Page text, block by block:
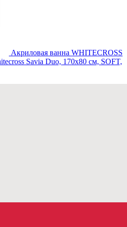
Акриловая ванна WHITECROSS
Savia Duo, 170x80 см, SOFT,